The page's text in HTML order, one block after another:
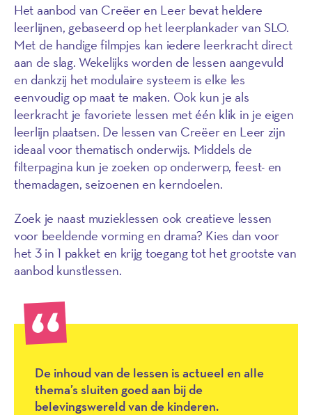
Het aanbod van Creëer en Leer bevat heldere
leerlijnen, gebaseerd op het leerplankader van SLO.
Met de handige filmpjes kan iedere leerkracht direct
aan de slag. Wekelijks worden de lessen aangevuld
en dankzij het modulaire systeem is elke les
eenvoudig op maat te maken. Ook kun je als
leerkracht je favoriete lessen met één klik in je eigen
leerlijn plaatsen. De lessen van Creëer en Leer zijn
ideaal voor thematisch onderwijs. Middels de
filterpagina kun je zoeken op onderwerp, feest- en
themadagen, seizoenen en kerndoelen.
Zoek je naast muzieklessen ook creatieve lessen
voor beeldende vorming en drama? Kies dan voor
het 3 in 1 pakket en krijg toegang tot het grootste van
aanbod kunstlessen.
De inhoud van de lessen is actueel en alle
thema’s sluiten goed aan bij de
belevingswereld van de kinderen.